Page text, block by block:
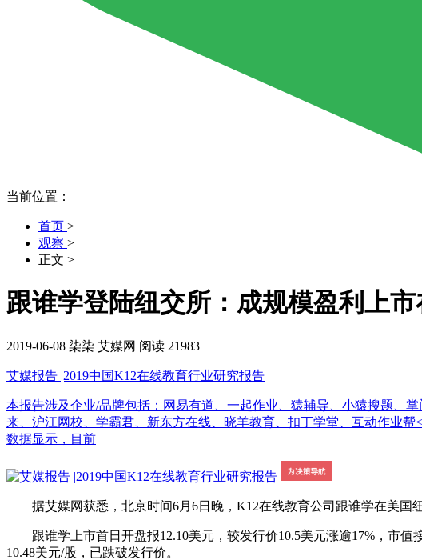
当前位置：
首页 >
观察 >
正文 >
跟谁学登陆纽交所：成规模盈利上
2019-06-08 柒柒 艾媒网 阅读 21983
艾媒报告 |2019中国K12在线教育行业研究报告
本报告涉及企业/品牌包括：网易有道、一起作业、猿辅导、小猿搜题、
来、沪江网校、学霸君、新东方在线、晓羊教育、扣丁学堂、互动作业
数据显示，目前
据艾媒网获悉，北京时间6月6日晚，K12在线教育公司跟谁学在美国
跟谁学上市首日开盘报12.10美元，较发行价10.5美元涨逾17%，市值
10.48美元/股，已跌破发行价。